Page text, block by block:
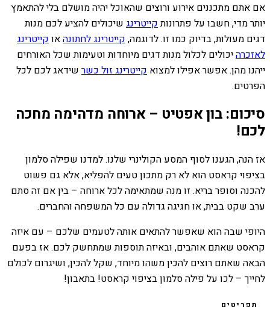
אם אתם מתכננים אירוע ורוצים שהאוכל יהיה מושלם בלי להתאמץ
יותר מדי, חשבו על פתרונותקייטרינג שיכולים להציע לכם מנות
דגים מעולות, בדיוק כמו זו. לדוגמה,קייטרינג לחתונהאוקייטרינג
לאזכרהיכולים לכלול מנות דגים מיוחדות וטעימות שכל האורחים
ייהנו מהן. אפשר אפילו למצוא קייטרינג זול כשר שידאג לכם לכל
הפרטים.
סיכום: בון אפטיט – ארוחה מדהימה מחכה
לכם!
אז הנה, הגענו לסוף המסע הקולינרי שלנו. למדנו שפילה סלמון
בציפוי קראסט הוא לא רק מתכון טעים להפליא, אלא גם פשוט
להכנה וסופר בריא. זו מנה שמתאימה לכל ארוחה – בין אם זה סתם
ערב שקט בבית, או חגיגה גדולה עם כל המשפחה והחברים.
היופי שבה הוא שאפשר להתאים אותה לטעמים שלכם – עם איזה
קראסט שאתם אוהבים, ובאיזה תוספות שמתחשק לכם. אז בפעם
הבאה שאתם רוצים להכין משהו מיוחד, שקל להכין, ושיגרום לכולם
לחייך – לכו על פילה סלמון בציפוי קראסט! בתאבון!
תפריטים